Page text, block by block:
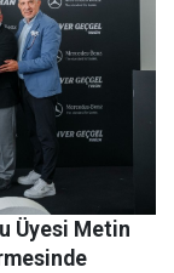
Üyesi Metin